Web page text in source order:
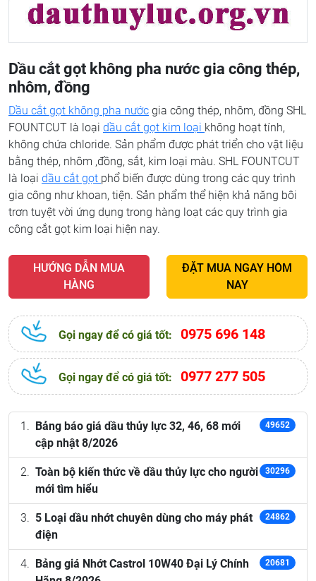
Dầu cắt gọt không pha nước gia công thép,
nhôm, đồng
Dầu cắt gọt không pha nước gia công thép, nhôm, đồng SHL
FOUNTCUT là loại dầu cắt gọt kim loại không hoạt tính,
không chứa chloride. Sản phẩm được phát triển cho vật liệu
bằng thép, nhôm ,đồng, sắt, kim loại màu. SHL FOUNTCUT
là loại dầu cắt gọt phổ biến được dùng trong các quy trình
gia công như khoan, tiện. Sản phẩm thể hiện khả năng bôi
trơn tuyệt vời ứng dụng trong hàng loạt các quy trình gia
công cắt gọt kim loại hiện nay.
HƯỚNG DẪN MUA
HÀNG
ĐẶT MUA NGAY HÔM
NAY
Gọi ngay để có giá tốt: 0975 696 148
Gọi ngay để có giá tốt: 0977 277 505
Bảng báo giá dầu thủy lực 32, 46, 68 mới
cập nhật 8/2026
49652
Toàn bộ kiến thức về dầu thủy lực cho người
mới tìm hiểu
30296
5 Loại dầu nhớt chuyên dùng cho máy phát
điện
24862
Bảng giá Nhớt Castrol 10W40 Đại Lý Chính
20681